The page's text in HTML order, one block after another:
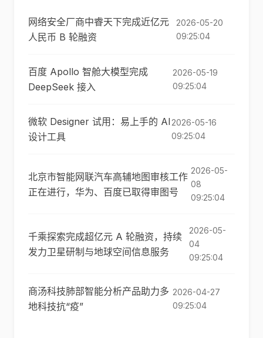
网络安全厂商中睿天下完成近亿元
人民币 B 轮融资
2026-05-20
09:25:04
百度 Apollo 智舱大模型完成
DeepSeek 接入
2026-05-19
09:25:04
微软 Designer 试用：易上手的 AI
设计工具
2026-05-16
09:25:04
北京市智能网联汽车高辅地图审核工作
正在进行，华为、百度已取得审图号
2026-05-
08
09:25:04
千乘探索完成超亿元 A 轮融资，持续
发力卫星研制与地球空间信息服务
2026-05-
04
09:25:04
商汤科技肺部智能分析产品助力多
地科技抗“疫”
2026-04-27
09:25:04